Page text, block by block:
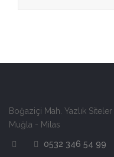
Boğaziçi Mah. Yazlık
Muğla - Milas
0532 346 54 99